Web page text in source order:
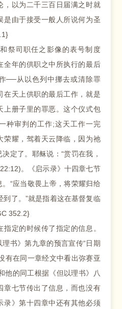
，以为二千三百日届满之时就
是由于接受一般人所说何为圣
司职任之影像的表号制度
全年的供职之中所执行的最后
──从以色列中挪去或清除罪
在天上供职的最后工作，就是
上册子里的罪恶。这个仪式包
种审判的工作;这天工作一完
荣耀，驾着天云降临，因为祂
定了。耶稣说：“赏罚在我，
。《启示录》十四章七节
“应当敬畏上帝，将荣耀归给
了。”就是指着这在基督复临
352.2}
定的时候传了指定的信息。
书》第九章的预言宣传“日期
有在同一章经文中看出弥赛亚
他的同工根据《但以理书》八
章七节传出了信息，而也没有
录》第十四章中还有其他必须